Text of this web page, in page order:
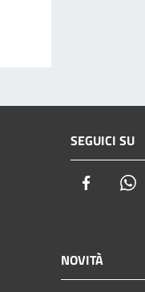
SEGUICI SU
Facebook
NOVITÀ